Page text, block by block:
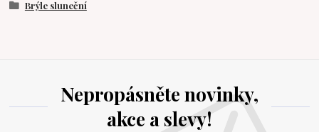
Brýle sluneční
Nepropásněte novinky,
akce a slevy!